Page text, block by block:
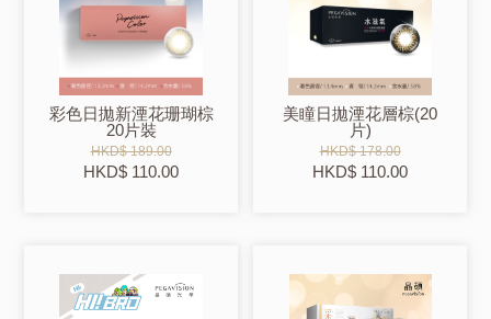
彩色日拋新湮花珊瑚棕
20片裝
HKD$ 189.00
HKD$ 110.00
美瞳日拋湮花層棕(20
片)
HKD$ 178.00
HKD$ 110.00